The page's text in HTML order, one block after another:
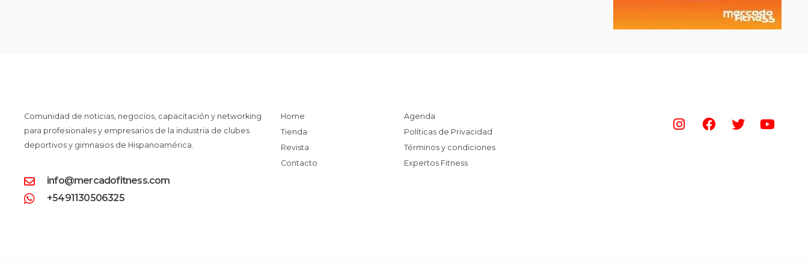
Comunidad de noticias, negocios, capacitación y networking
para profesionales y empresarios de la industria de clubes
deportivos y gimnasios de Hispanoamérica.
info@mercadofitness.com
+5491130506325
Home
Tienda
Revista
Contacto
Agenda
Políticas de Privacidad
Términos y condiciones
Expertos Fitness